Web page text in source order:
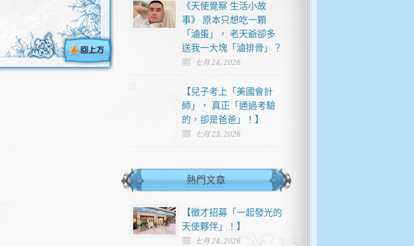
《天使覺察 生活小故
事》 原本只想吃一顆
「滷蛋」， 老天爺卻多
送我一大塊「滷排骨」？
七月 24, 2026
【兒子考上「美國會計
師」， 真正「通過考驗
的，卻是爸爸」！】
七月 23, 2026
熱門文章
【徵才招募「一起發光的
天使夥伴」！】
七月 24, 2026